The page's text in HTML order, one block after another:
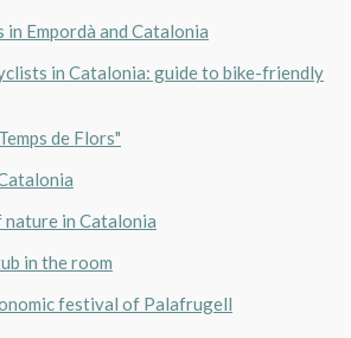
in Empordà and Catalonia
in Catalonia: guide to bike-friendly
de Flors"
in Catalonia
in the room
festival of Palafrugell